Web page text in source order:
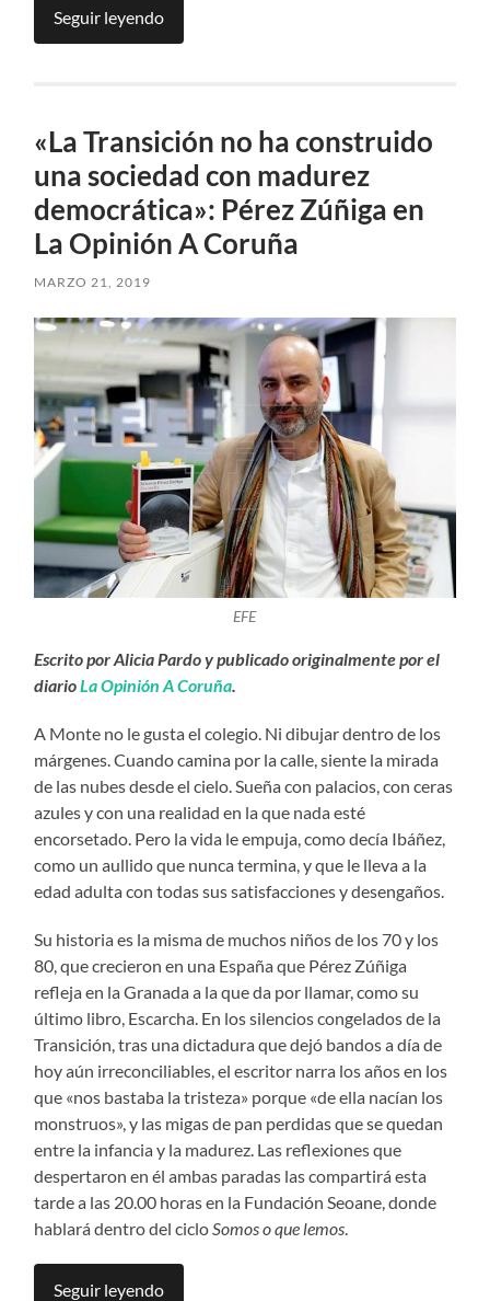
Seguir leyendo
«La Transición no ha construido
una sociedad con madurez
democrática»: Pérez Zúñiga en
La Opinión A Coruña
MARZO 21, 2019
EFE
Escrito por Alicia Pardo y publicado originalmente por el
diarioLa Opinión A Coruña.
A Monte no le gusta el colegio. Ni dibujar dentro de los
márgenes. Cuando camina por la calle, siente la mirada
de las nubes desde el cielo. Sueña con palacios, con ceras
azules y con una realidad en la que nada esté
encorsetado. Pero la vida le empuja, como decía Ibáñez,
como un aullido que nunca termina, y que le lleva a la
edad adulta con todas sus satisfacciones y desengaños.
Su historia es la misma de muchos niños de los 70 y los
80, que crecieron en una España que Pérez Zúñiga
refleja en la Granada a la que da por llamar, como su
último libro, Escarcha. En los silencios congelados de la
Transición, tras una dictadura que dejó bandos a día de
hoy aún irreconciliables, el escritor narra los años en los
que «nos bastaba la tristeza» porque «de ella nacían los
monstruos», y las migas de pan perdidas que se quedan
entre la infancia y la madurez. Las reflexiones que
despertaron en él ambas paradas las compartirá esta
tarde a las 20.00 horas en la Fundación Seoane, donde
hablará dentro del cicloSomos o que lemos.
Seguir leyendo